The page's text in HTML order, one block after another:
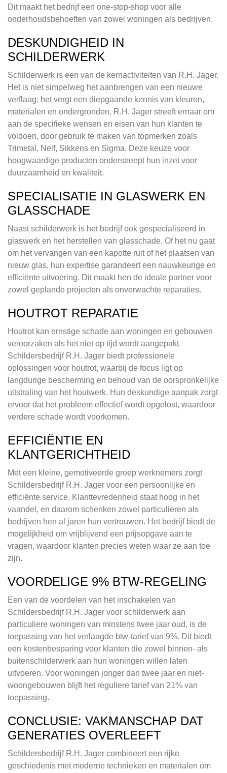
Dit maakt het bedrijf een one-stop-shop voor alle
onderhoudsbehoeften van zowel woningen als bedrijven.
DESKUNDIGHEID IN
SCHILDERWERK
Schilderwerk is een van de kernactiviteiten van R.H. Jager.
Het is niet simpelweg het aanbrengen van een nieuwe
verflaag; het vergt een diepgaande kennis van kleuren,
materialen en ondergronden. R.H. Jager streeft ernaar om
aan de specifieke wensen en eisen van hun klanten te
voldoen, door gebruik te maken van topmerken zoals
Trimetal, Nelf, Sikkens en Sigma. Deze keuze voor
hoogwaardige producten onderstreept hun inzet voor
duurzaamheid en kwaliteit.
SPECIALISATIE IN GLASWERK EN
GLASSCHADE
Naast schilderwerk is het bedrijf ook gespecialiseerd in
glaswerk en het herstellen van glasschade. Of het nu gaat
om het vervangen van een kapotte ruit of het plaatsen van
nieuw glas, hun expertise garandeert een nauwkeurige en
efficiënte uitvoering. Dit maakt hen de ideale partner voor
zowel geplande projecten als onverwachte reparaties.
HOUTROT REPARATIE
Houtrot kan ernstige schade aan woningen en gebouwen
veroorzaken als het niet op tijd wordt aangepakt.
Schildersbedrijf R.H. Jager biedt professionele
oplossingen voor houtrot, waarbij de focus ligt op
langdurige bescherming en behoud van de oorspronkelijke
uitstraling van het houtwerk. Hun deskundige aanpak zorgt
ervoor dat het probleem effectief wordt opgelost, waardoor
verdere schade wordt voorkomen.
EFFICIËNTIE EN
KLANTGERICHTHEID
Met een kleine, gemotiveerde groep werknemers zorgt
Schildersbedrijf R.H. Jager voor een persoonlijke en
efficiënte service. Klanttevredenheid staat hoog in het
vaandel, en daarom schenken zowel particulieren als
bedrijven hen al jaren hun vertrouwen. Het bedrijf biedt de
mogelijkheid om vrijblijvend een prijsopgave aan te
vragen, waardoor klanten precies weten waar ze aan toe
zijn.
VOORDELIGE 9% BTW-REGELING
Een van de voordelen van het inschakelen van
Schildersbedrijf R.H. Jager voor schilderwerk aan
particuliere woningen van minstens twee jaar oud, is de
toepassing van het verlaagde btw-tarief van 9%. Dit biedt
een kostenbesparing voor klanten die zowel binnen- als
buitenschilderwerk aan hun woningen willen laten
uitvoeren. Voor woningen jonger dan twee jaar en niet-
woongebouwen blijft het reguliere tarief van 21% van
toepassing.
CONCLUSIE: VAKMANSCHAP DAT
GENERATIES OVERLEEFT
Schildersbedrijf R.H. Jager combineert een rijke
geschiedenis met moderne technieken en materialen om